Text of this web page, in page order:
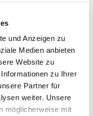
und Anzeigen zu
Medien anbieten
Website zu
zu Ihrer
Partner für
weiter. Unsere
möglicherweise mit